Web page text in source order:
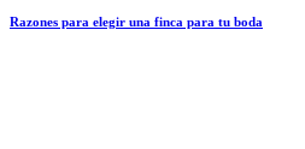
Razones para elegir una finca para tu boda